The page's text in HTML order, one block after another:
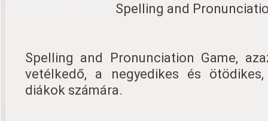
Spelling and
Spelling and Pronunciation Game,
vetélkedő, a negyedikes és
diákok számára.